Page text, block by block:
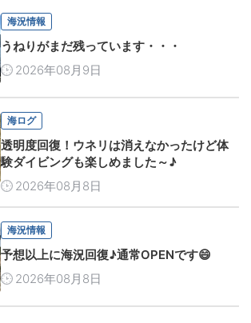
海況情報
うねりがまだ残っています・・・
2026年08月9日
海ログ
透明度回復！ウネリは消えなかったけど体
験ダイビングも楽しめました～♪
2026年08月8日
海況情報
予想以上に海況回復♪通常OPENです😄
2026年08月8日